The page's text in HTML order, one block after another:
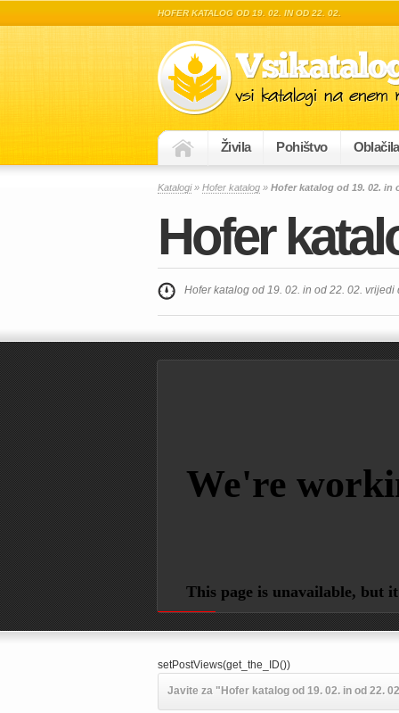
HOFER KATALOG OD 19. 02. IN OD 22. 02.
Živila Pohištvo Oblačila
Katalogi» Hofer katalog » Hofer katalog od 19. 02. in
Hofer
Hofer katalog od 19. 02. in od 22. 02. vrijedi
Powered by
setPostViews(get_the_ID())
Javite za "Hofer katalog od 19. 02. in od 22.